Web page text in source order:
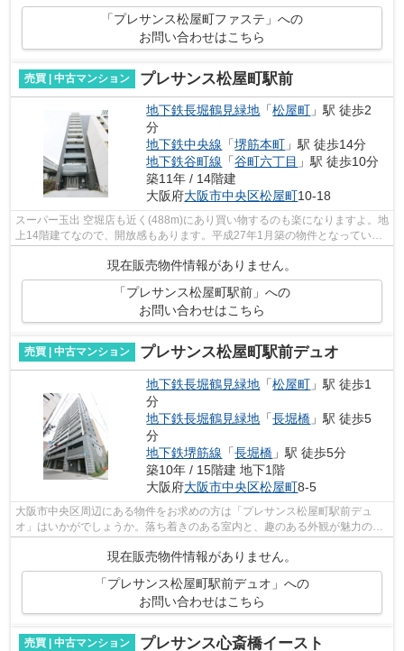
「プレサンス松屋町ファステ」への
お問い合わせはこちら
売買 | 中古マンション プレサンス松屋町駅前
地下鉄長堀鶴見緑地 「松屋町 」駅 徒歩2
分
地下鉄中央線 「堺筋本町 」駅 徒歩14分
地下鉄谷町線 「谷町六丁目 」駅 徒歩10分
築11年 / 14階建
大阪府大阪市中央区松屋町10-18
スーパー玉出 空堀店も近く(488m)にあり買い物するのも楽になりますよ。地
上14階建てなので、開放感もあります。平成27年1月築の物件となっていま
現在販売物件情報がありません。
「プレサンス松屋町駅前」への
お問い合わせはこちら
売買 | 中古マンション プレサンス松屋町駅前デュオ
地下鉄長堀鶴見緑地 「松屋町 」駅 徒歩1
分
地下鉄長堀鶴見緑地 「長堀橋 」駅 徒歩5
分
地下鉄堺筋線 「長堀橋 」駅 徒歩5分
築10年 / 15階建 地下1階
大阪府大阪市中央区松屋町8-5
大阪市中央区周辺にある物件をお求めの方は「プレサンス松屋町駅前デュ
オ」はいかがでしょうか。落ち着きのある室内と、趣のある外観が魅力の
現在販売物件情報がありません。
「プレサンス松屋町駅前デュオ」への
お問い合わせはこちら
売買 | 中古マンション プレサンス心斎橋イースト